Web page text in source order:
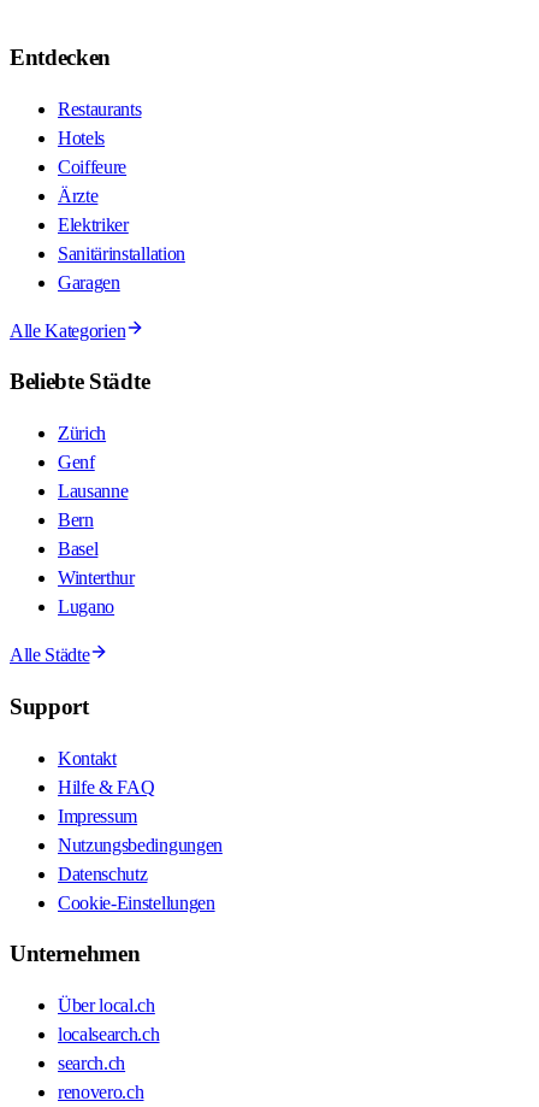
Entdecken
Restaurants
Hotels
Coiffeure
Ärzte
Elektriker
Sanitärinstallation
Garagen
Alle Kategorien
Beliebte Städte
Zürich
Genf
Lausanne
Bern
Basel
Winterthur
Lugano
Alle Städte
Support
Kontakt
Hilfe & FAQ
Impressum
Nutzungsbedingungen
Datenschutz
Cookie-Einstellungen
Unternehmen
Über local.ch
localsearch.ch
search.ch
renovero.ch